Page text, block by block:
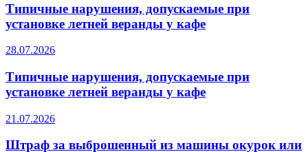
Типичные нарушения, допускаемые при
установке летней веранды у кафе
28.07.2026
Типичные нарушения, допускаемые при
установке летней веранды у кафе
21.07.2026
Штраф за выброшенный из машины окурок или